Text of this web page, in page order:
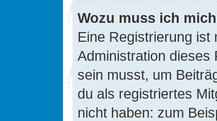
Wozu muss ich
Eine Registrierung ist
Administration dieses
sein musst, um
du als registriertes
nicht haben: zum